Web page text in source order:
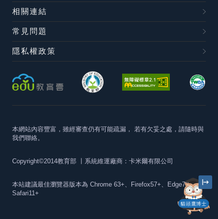
貓頭鷹博士
相關連結
常見問題
隱私權政策
本網站內容豐富，雖經審查仍有可能疏漏， 若有欠妥之處，請隨時與
我們聯絡。
Copyright©2014教育部 丨系統維運廠商：卡米爾有限公司
本站建議最佳瀏覽器版本為 Chrome 63+、Firefox57+、Edge79+及
Safari11+